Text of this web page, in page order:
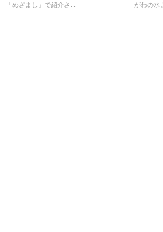
「めざまし」で紹介さ...
がわの水